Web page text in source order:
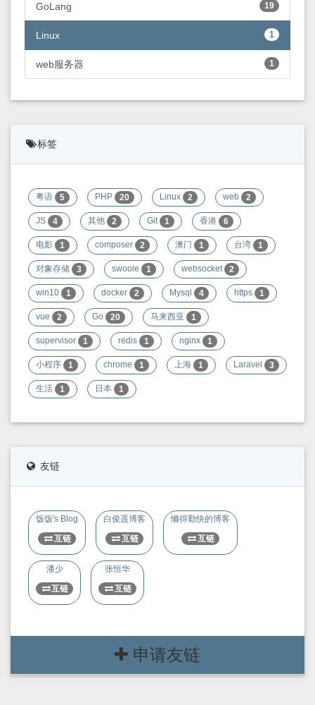
GoLang 19
Linux 1
web服务器 1
标签
粤语 5 PHP 20 Linux 2 web 2
JS 4 其他 2 Git 1 香港 6
电影 1 composer 2 澳门 1 台湾 1
对象存储 3 swoole 1 websocket 2
win10 1 docker 2 Mysql 4 https 1
vue 2 Go 20 马来西亚 1
supervisor 1 redis 1 nginx 1
小程序 1 chrome 1 上海 1 Laravel 3
生活 1 日本 1
友链
饭饭's Blog
互链
白俊遥博客
互链
懒得勤快的博客
互链
潘少
互链
张恒华
互链
申请友链